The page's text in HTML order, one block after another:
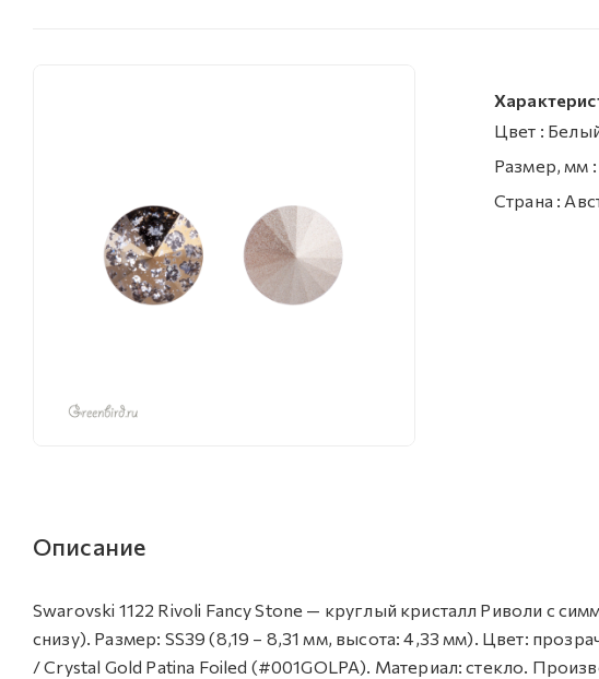
Цвет :
Размер, мм :
Страна :
Описание
Swarovski 1122 Rivoli Fancy Stone — круглый кристалл Риволи с
снизу). Размер: SS39 (8,19 – 8,31 мм, высота: 4,33 мм). Цвет:
/ Crystal Gold Patina Foiled (#001GOLPA). Материал: стекло.